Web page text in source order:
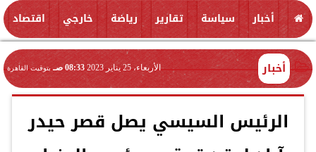
أخبار سياسة تقارير رياضة خارجي اقتصاد
أخبار الأربعاء، 25 يناير 2023 08:33 صـ بتوقيت القاهرة
الرئيس السيسي يصل قصر حيدر